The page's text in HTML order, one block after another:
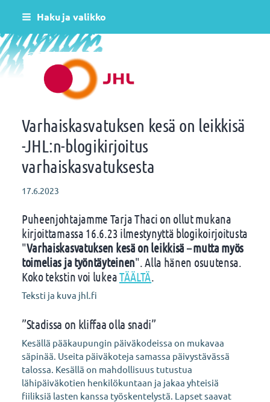
Siirry
sisältöön
Haku ja valikko
Helsingin varhaiskasvatus JHL ry 081
Varhaiskasvatuksen kesä on leikkisä
-JHL:n-blogikirjoitus
varhaiskasvatuksesta
17.6.2023
Puheenjohtajamme Tarja Thaci on ollut mukana
kirjoittamassa 16.6.23 ilmestynyttä blogikoirjoitusta
"Varhaiskasvatuksen kesä on leikkisä – mutta myös
toimelias ja työntäyteinen". Alla hänen osuutensa.
Koko tekstin voi lukeaTÄÄLTÄ.
Teksti ja kuva jhl.fi
”Stadissa on kliffaa olla snadi”
Kesällä pääkaupungin päiväkodeissa on mukavaa
säpinää. Useita päiväkoteja samassa päivystävässä
talossa. Kesällä on mahdollisuus tutustua
lähipäiväkotien henkilökuntaan ja jakaa yhteisiä
fiiliksiä lasten kanssa työskentelystä. Lapset saavat